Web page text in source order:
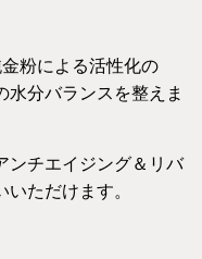
粉による活性化の
分バランスを整えま
ンチエイジング＆リバ
ただけます。